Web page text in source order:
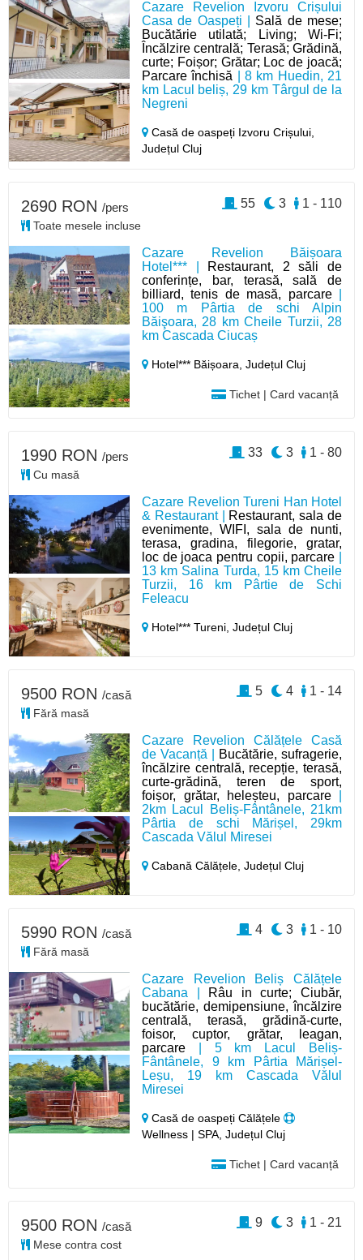
Cazare Revelion Izvoru Crișului
Casa de Oaspeți | Sală de mese;
Bucătărie utilată; Living; Wi-Fi;
Încălzire centrală; Terasă; Grădină,
curte; Foișor; Grătar; Loc de joacă;
Parcare închisă | 8 km Huedin, 21
km Lacul beliș, 29 km Târgul de la
Negreni
Casă de oaspeți Izvoru Crișului,
Județul Cluj
Cazare Revelion Băișoara
Hotel*** |
Restaurant, 2 săli de
conferințe, bar, terasă, sală de
billiard, tenis de masă, parcare|
100 m Pârtia de schi Alpin
Băişoara, 28 km Cheile Turzii, 28
km Cascada Ciucaș
Hotel*** Băișoara,Județul Cluj
Tichet | Card vacanță
2690 RON /pers
Toate mesele incluse
1 - 110
3
55
Cazare Revelion Tureni Han Hotel
& Restaurant | Restaurant, sala de
evenimente, WIFI, sala de nunti,
terasa, gradina, filegorie, gratar,
loc de joaca pentru copii, parcare
13 km Salina Turda, 15 km Cheile
Turzii, 16 km Pârtie de Schi
Feleacu
Hotel*** Tureni,Județul Cluj
1990 RON /pers
Cu masă
1 - 80
3
33
Cazare Revelion Călățele Casă
de Vacanță |
Bucătărie, sufragerie,
încălzire centrală, recepție, terasă,
curte-grădină, teren de sport,
foișor, grătar, heleșteu, parcare|
2km Lacul Beliș-Fântânele, 21km
Pârtia de schi Mărișel, 29km
Cascada Vălul Miresei
Cabană Călățele,Județul Cluj
9500 RON /casă
Fără masă
1 - 14
4
5
Cazare Revelion Beliș Călățele
Cabana |
Râu in curte; Ciubăr,
bucătărie, demipensiune, încălzire
centrală, terasă, grădină-curte,
foisor, cuptor, grătar, leagan,
parcare | 5 km Lacul Beliș-
Fântânele, 9 km Pârtia Mărișel-
Leșu, 19 km Cascada Vălul
Miresei
Casă de oaspeți Călățele
Wellness | SPA, Județul Cluj
Tichet | Card vacanță
5990 RON /casă
Fără masă
1 - 10
3
4
9500 RON /casă
Mese contra cost
1 - 21
3
9